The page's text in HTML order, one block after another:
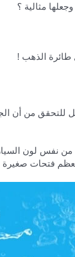
مثالية ؟
الذهب !
للتحقق من أن
نفس لون
فتحات